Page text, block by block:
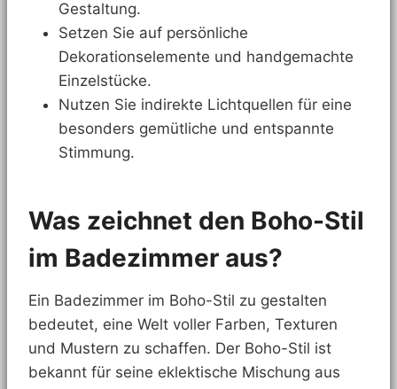
Gestaltung.
Setzen Sie auf persönliche
Dekorationselemente und handgemachte
Einzelstücke.
Nutzen Sie indirekte Lichtquellen für eine
besonders gemütliche und entspannte
Stimmung.
Was zeichnet den Boho-Stil
im Badezimmer aus?
Ein Badezimmer im Boho-Stil zu gestalten
bedeutet, eine Welt voller Farben, Texturen
und Mustern zu schaffen. Der Boho-Stil ist
bekannt für seine eklektische Mischung aus